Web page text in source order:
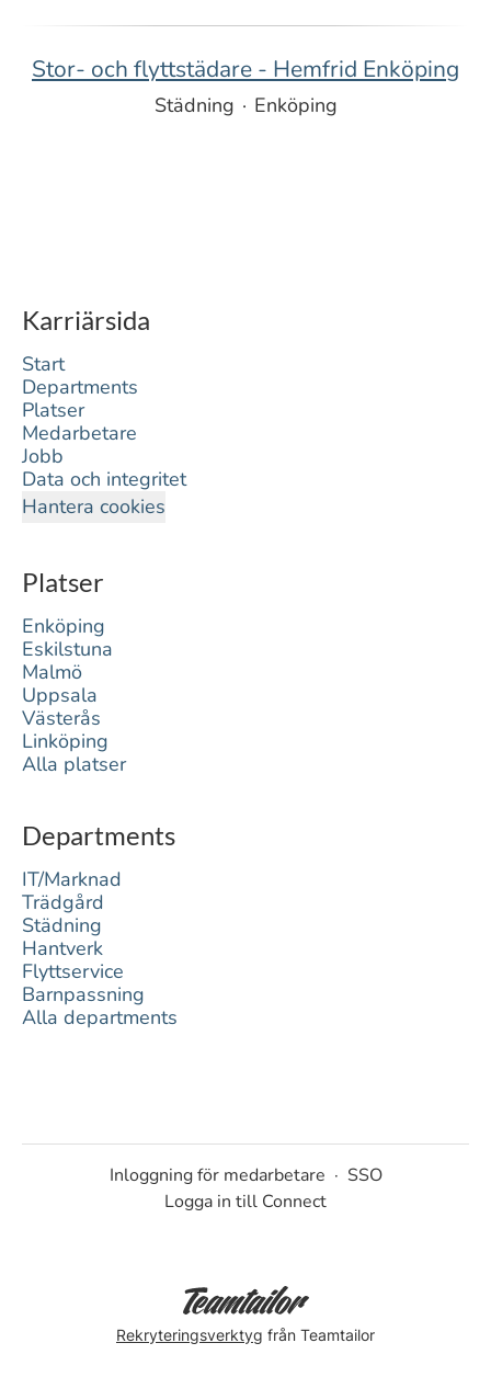
Stor- och flyttstädare - Hemfrid Enköping
Städning · Enköping
Karriärsida
Start
Departments
Platser
Medarbetare
Jobb
Data och integritet
Hantera cookies
Platser
Enköping
Eskilstuna
Malmö
Uppsala
Västerås
Linköping
Alla platser
Departments
IT/Marknad
Trädgård
Städning
Hantverk
Flyttservice
Barnpassning
Alla departments
Inloggning för medarbetare · SSO
Logga in till Connect
Rekryteringsverktyg från Teamtailor